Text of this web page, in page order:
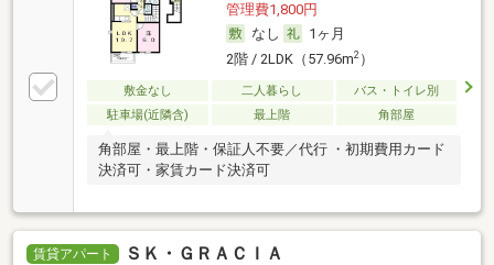
管理費1,800円
なし
1ヶ月
2階 / 2LDK（57.96m2）
敷金なし 二人暮らし
バス・トイレ別
駐車場(近隣含)
最上階 角部屋
角部屋・最上階・保証人不要／代行 ・初期費用カード
決済可・家賃カード決済可
賃貸アパート ＳＫ・ＧＲＡＣＩＡ